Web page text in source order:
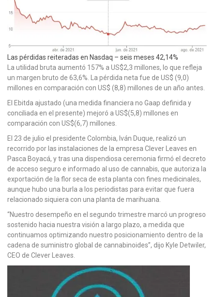
Las pérdidas reiteradas en Nasdaq – seis meses 42,14%
La utilidad bruta aumentó 157% a US$2,3 millones, lo que refleja
un margen bruto de 63,6%. La pérdida neta fue de US$ (9,0)
millones en comparación con US$ (8,8) millones de un año antes.
El Ebitda ajustado (una medida financiera no Gaap definida y
conciliada en el presente) mejoró a US$(5,8) millones en
comparación con US$(6,7) millones.
El 23 de julio el presidente Colombia, Iván Duque, realizó un
recorrido por las instalaciones de la empresa Clever Leaves en
Pasca Boyacá, y tras una dispendiosa ceremonia firmó el decreto
de acceso seguro e informado al uso de cannabis, que autoriza la
exportación de la flor seca de esta planta con fines medicinales,
aunque hubo una burla a los periodistas para evitar que fuera
relacionado siquiera con una planta de marihuana.
“Nuestro desempeño en el segundo trimestre marcó un progreso
sostenido hacia nuestra visión a largo plazo, a medida que
continuamos optimizando nuestro posicionamiento dentro de la
cadena de suministro global de cannabinoides”, dijo Kyle Detwiler,
CEO de Clever Leaves.